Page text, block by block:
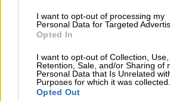
I want to opt-out of processing my
Personal Data for Targeted
Opted In
I want to opt-out of Collection, Use,
Retention, Sale, and/or Sharing of
Personal Data that Is Unrelated
Purposes for which it was collected.
Opted Out
4.000 και έχω τρέχοντα
που τα έκανα τότε που
στο δημόσιο», ανέφερε
καταστήματος
να γίνει κάτι για όλους τους